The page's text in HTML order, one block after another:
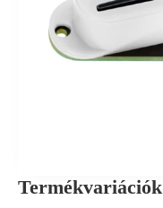
Termékvariációk